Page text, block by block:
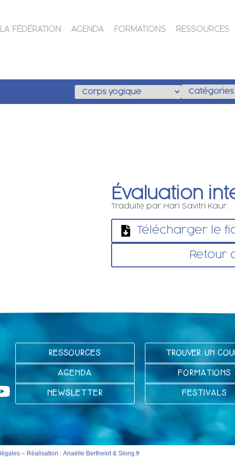
LA FÉDÉRATION AGENDA FORMATIONS RESSOURCES
Évaluation
Traduite par Hari Savitri Kaur.
Télécharger le
Retour
RESSOURCES
AGENDA
NEWSLETTER
TROUVER UN
FORMATIONS
FESTIVALS
– Réalisation : Anaëlle Berthelot& Slong.fr